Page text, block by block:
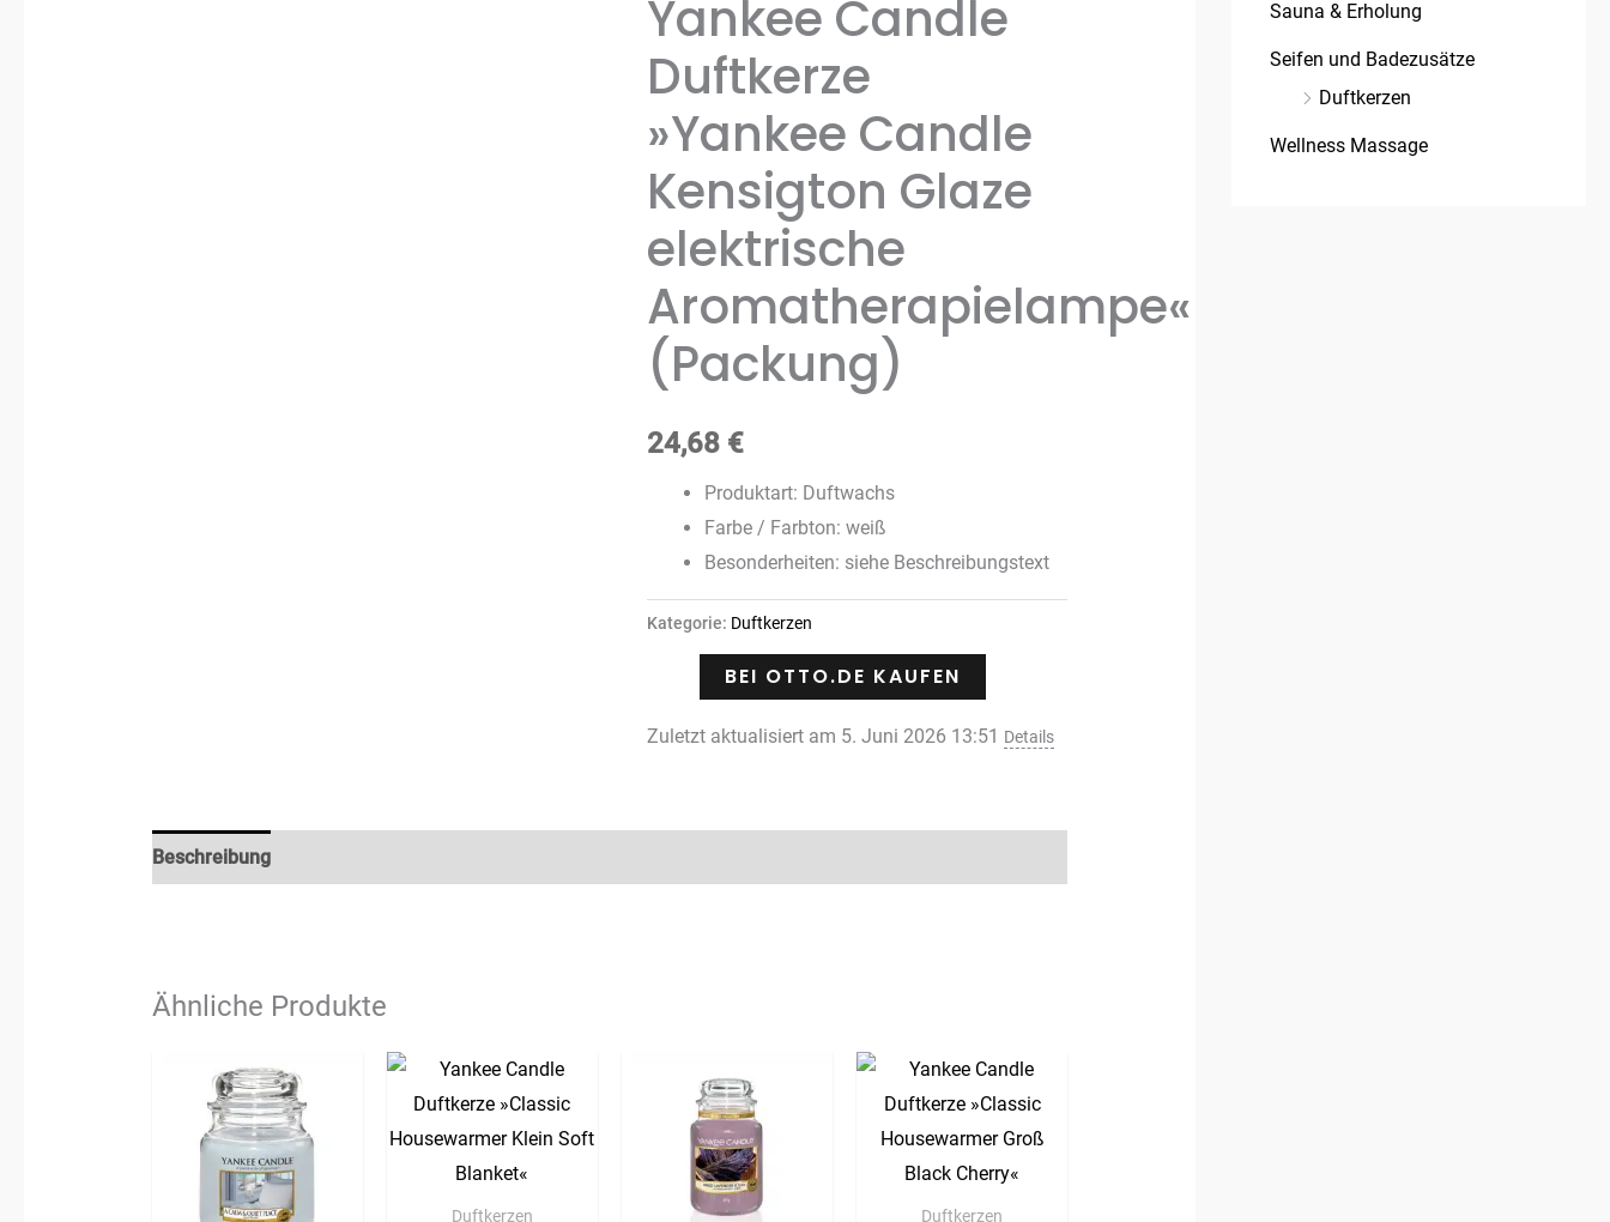
Yankee Candle
Duftkerze
»Yankee Candle
Kensigton Glaze
elektrische
Aromatherapielampe«
(Packung)
24,68 €
Produktart: Duftwachs
Farbe / Farbton: weiß
Besonderheiten: siehe Beschreibungstext
Kategorie: Duftkerzen
BEI OTTO.DE KAUFEN
Zuletzt aktualisiert am 5. Juni 2026 13:51 Details
Beschreibung
Ähnliche Produkte
Duftkerzen Duftkerzen
Sauna & Erholung
Seifen und Badezusätze
Duftkerzen
Wellness Massage